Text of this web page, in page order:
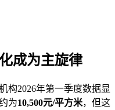
成为主旋律
构2026年第一季度数据显
为10,500元/平方米，但这